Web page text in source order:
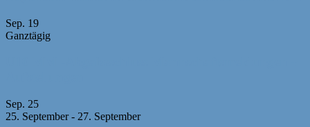
Sep. 19
Ganztägig
Sep. 25
25. September- 27. September